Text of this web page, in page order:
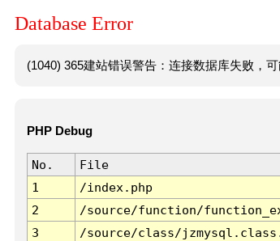
Database Error
(1040) 365建站错误警告：连接数据库失败，
PHP Debug
No. File
1
/index.php
2
/source/function/
3
/source/class/